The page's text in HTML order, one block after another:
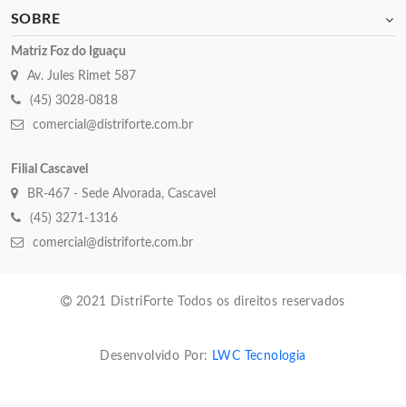
SOBRE
Matriz Foz do Iguaçu
Av. Jules Rimet 587
(45) 3028-0818
comercial@distriforte.com.br
Filial Cascavel
BR-467 - Sede Alvorada, Cascavel
(45) 3271-1316
comercial@distriforte.com.br
2021 DistriForte Todos os direitos reservados
Desenvolvido Por: LWC Tecnologia